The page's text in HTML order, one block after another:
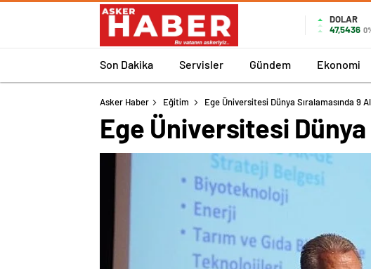
DOLAR
47,5436
Son Dakika Servisler Gündem Ekonomi
Asker Haber Eğitim Ege Üniversitesi Dünya Sıralamasında 9
Ege Üniversitesi Dünya